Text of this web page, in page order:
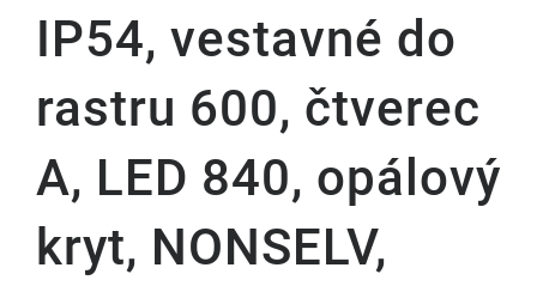
IP54, vestavné do
rastru 600, čtverec
A, LED 840, opálový
kryt, NONSELV,